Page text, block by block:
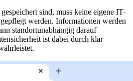
sind, muss keine eigene IT-
werden. Informationen werden
standortunabhängig darauf
ist dabei durch klar